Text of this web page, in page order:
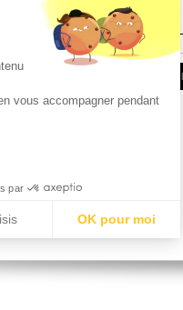
2022
SPÉCIAL
d'utilisation Infos
d'été 2022 Belier
d'été 2022 Taureau
d'été 2022 Cancer
vous accompagner pendant
par
OK pour moi
de gérer vos paramètres de